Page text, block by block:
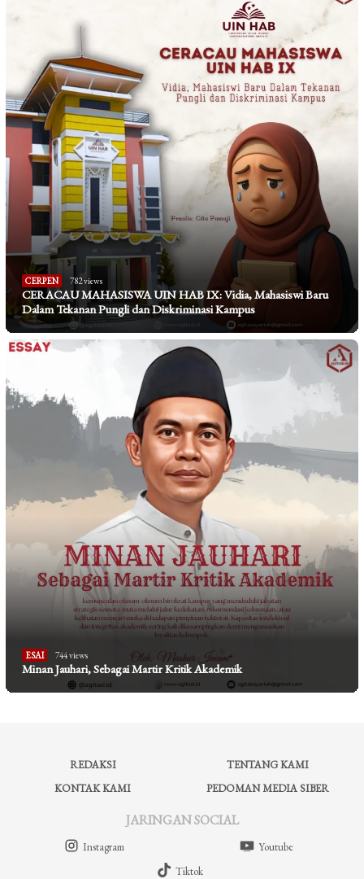
CERPEN 782 views
CERACAU MAHASISWA UIN HAB IX: Vidia, Mahasiswi Baru
Dalam Tekanan Pungli dan Diskriminasi Kampus
ESAI 744 views
Minan Jauhari, Sebagai Martir Kritik Akademik
REDAKSI
TENTANG KAMI
KONTAK KAMI
PEDOMAN MEDIA SIBER
JARINGAN SOCIAL
Instagram
Youtube
Tiktok